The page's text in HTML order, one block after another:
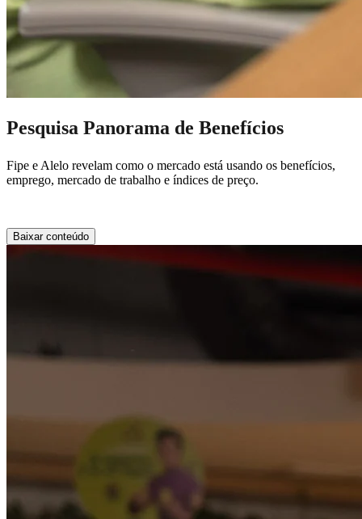
Pesquisa Panorama de Benefícios
Fipe e Alelo revelam como o mercado está usando os benefícios,
emprego, mercado de trabalho e índices de preço.
Baixar conteúdo